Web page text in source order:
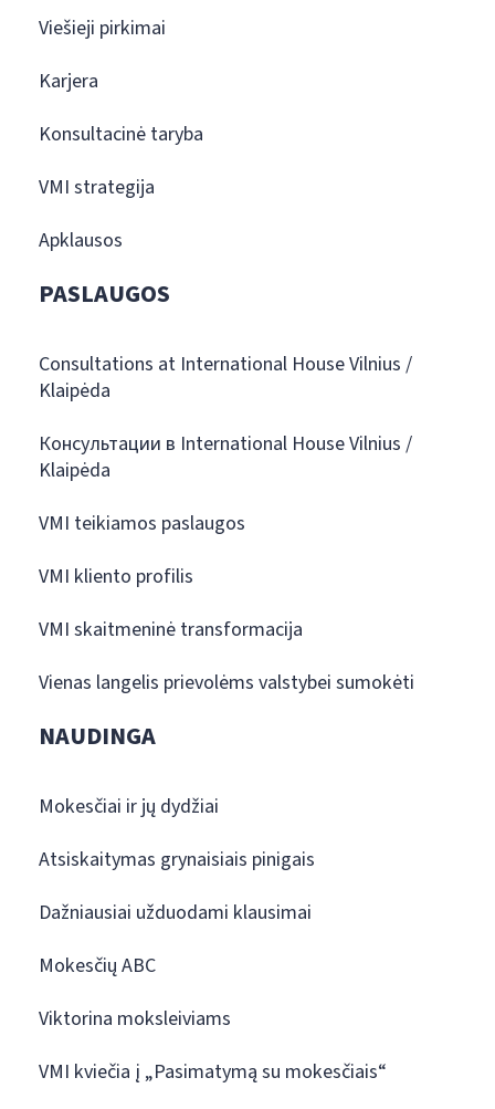
Viešieji pirkimai
Karjera
Konsultacinė taryba
VMI strategija
Apklausos
PASLAUGOS
Consultations at International House Vilnius /
Klaipėda
Консультации в International House Vilnius /
Klaipėda
VMI teikiamos paslaugos
VMI kliento profilis
VMI skaitmeninė transformacija
Vienas langelis prievolėms valstybei sumokėti
NAUDINGA
Mokesčiai ir jų dydžiai
Atsiskaitymas grynaisiais pinigais
Dažniausiai užduodami klausimai
Mokesčių ABC
Viktorina moksleiviams
VMI kviečia į „Pasimatymą su mokesčiais“